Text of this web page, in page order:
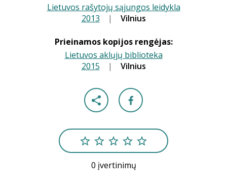
Lietuvos rašytojų sąjungos leidykla
2013 | Vilnius
Prieinamos kopijos rengėjas:
Lietuvos aklųjų biblioteka
2015 | Vilnius
0 įvertinimų